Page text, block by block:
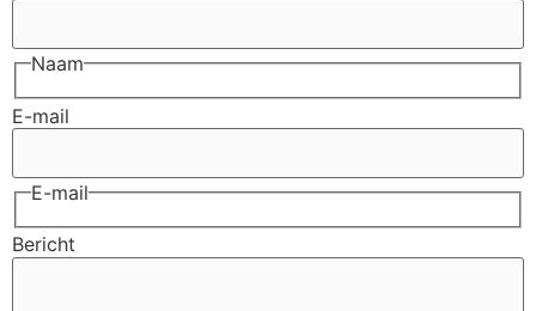
Naam
E-mail
E-mail
Bericht